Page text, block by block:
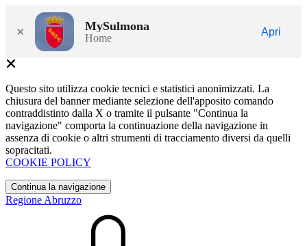
× MySulmona
Home
Apri
Questo sito utilizza cookie tecnici e statistici anonimizzati. La
chiusura del banner mediante selezione dell'apposito comando
contraddistinto dalla X o tramite il pulsante "Continua la
navigazione" comporta la continuazione della navigazione in
assenza di cookie o altri strumenti di tracciamento diversi da quelli
sopracitati.
COOKIE POLICY
Continua la navigazione
Regione Abruzzo